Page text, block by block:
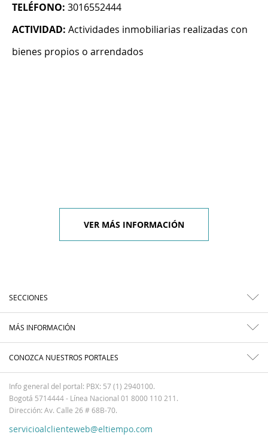
TELÉFONO: 3016552444
ACTIVIDAD: Actividades inmobiliarias realizadas con
bienes propios o arrendados
VER MÁS INFORMACIÓN
SECCIONES
MÁS INFORMACIÓN
CONOZCA NUESTROS PORTALES
Info general del portal: PBX: 57 (1) 2940100.
Bogotá 5714444 - Línea Nacional 01 8000 110 211.
Dirección: Av. Calle 26 # 68B-70.
servicioalclienteweb@eltiempo.com